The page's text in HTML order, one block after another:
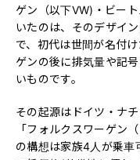
ゲン（以下VW)・ビー
いたのは、そのデザイ
で、初代は世間が名付
ゲンの後に排気量や記
いものです。
その起源はドイツ・ナ
「フォルクスワーゲン
の構想は家族4人が乗